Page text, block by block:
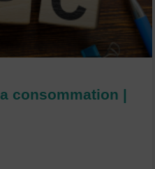
consommation |